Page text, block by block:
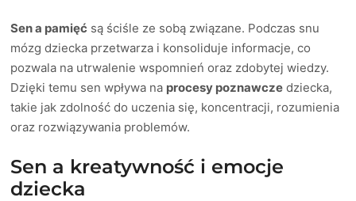
Sen a pamięć są ściśle ze sobą związane. Podczas snu
mózg dziecka przetwarza i konsoliduje informacje, co
pozwala na utrwalenie wspomnień oraz zdobytej wiedzy.
Dzięki temu sen wpływa na procesy poznawcze dziecka,
takie jak zdolność do uczenia się, koncentracji, rozumienia
oraz rozwiązywania problemów.
Sen a kreatywność i emocje
dziecka